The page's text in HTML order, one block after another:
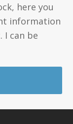
here you
information
I can be